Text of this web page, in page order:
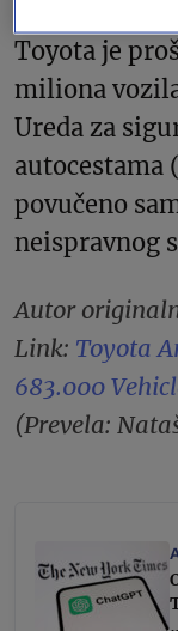
Toyota je
miliona
Ureda za
autocestama
povučeno
neispravnog
Autor
Link: Toyota
683.000
(Prevela: